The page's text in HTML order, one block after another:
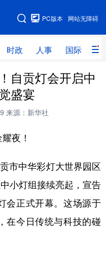
网站无障碍
PC版本
时政 人事 国际 财
时政 人事
网评
全球连线
量子
健康 军事
图片 政务
金融 汽车
信息化 数字经济
自贡灯会开启中
盛宴
来源：新华社
夜！
中华彩灯大世界园区
小灯组接续亮起，宣告
会正式开幕。这场源于
在今日传统与科技的碰